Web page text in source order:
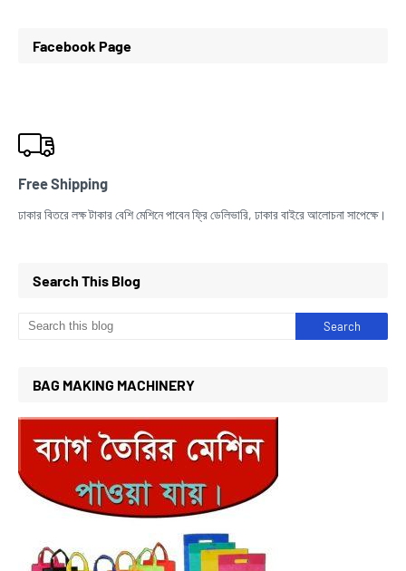
Facebook Page
Free Shipping
ঢাকার বিতরে লক্ষ টাকার বেশি মেশিনে পাবেন ফ্রি ডেলিভারি, ঢাকার বাইরে আলোচনা সাপেক্ষে।
Search This Blog
BAG MAKING MACHINERY